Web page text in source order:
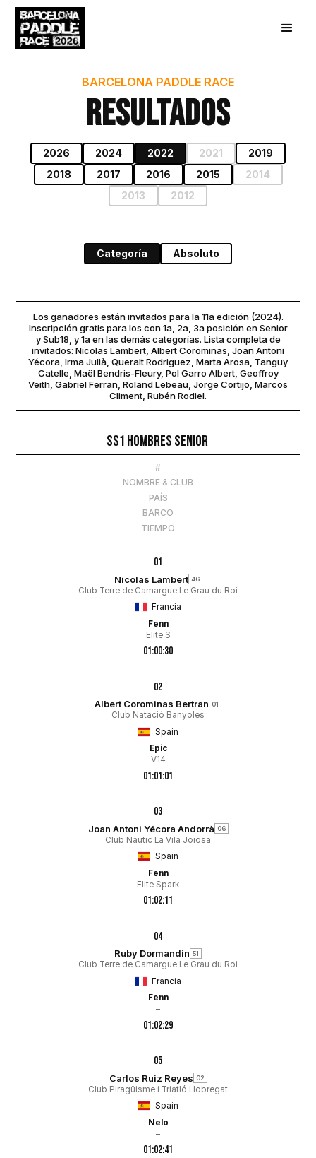
BARCELONA PADDLE RACE
Resultados
2026 2024 2022 2021
2019
2018
2017 2016 2015
2014
2013
2012
Categoría Absoluto
Los ganadores están invitados para la 11a edición (2024).
Inscripción gratis para los con 1a, 2a, 3a posición en Senior
y Sub18, y 1a en las demás categorías. Lista completa de
invitados: Nicolas Lambert, Albert Corominas, Joan Antoni
Yécora, Irma Julià, Queralt Rodriguez, Marta Arosa, Tanguy
Catelle, Maël Bendris-Fleury, Pol Garro Albert, Geoffroy
Veith, Gabriel Ferran, Roland Lebeau, Jorge Cortijo, Marcos
Climent, Rubén Rodiel.
SS1 Hombres Senior
#
NOMBRE & CLUB
PAÍS
BARCO
TIEMPO
01
Nicolas Lambert 46
Club Terre de Camargue Le Grau du Roi
Francia
Fenn
Elite S
01:00:30
02
Albert Corominas Bertran 01
Club Natació Banyoles
Spain
Epic
V14
01:01:01
03
Joan Antoni Yécora Andorrà 06
Club Nautic La Vila Joiosa
Spain
Fenn
Elite Spark
01:02:11
04
Ruby Dormandin 51
Club Terre de Camargue Le Grau du Roi
Francia
Fenn
–
01:02:29
05
Carlos Ruiz Reyes 02
Club Piragüisme i Triatló Llobregat
Spain
Nelo
–
01:02:41